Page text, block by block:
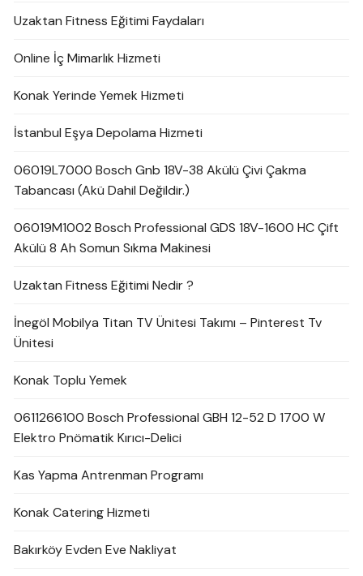
Uzaktan Fitness Eğitimi Faydaları
Online İç Mimarlık Hizmeti
Konak Yerinde Yemek Hizmeti
İstanbul Eşya Depolama Hizmeti
06019L7000 Bosch Gnb 18V-38 Akülü Çivi Çakma
Tabancası (Akü Dahil Değildir.)
06019M1002 Bosch Professional GDS 18V-1600 HC Çift
Akülü 8 Ah Somun Sıkma Makinesi
Uzaktan Fitness Eğitimi Nedir ?
İnegöl Mobilya Titan TV Ünitesi Takımı – Pinterest Tv
Ünitesi
Konak Toplu Yemek
0611266100 Bosch Professional GBH 12-52 D 1700 W
Elektro Pnömatik Kırıcı-Delici
Kas Yapma Antrenman Programı
Konak Catering Hizmeti
Bakırköy Evden Eve Nakliyat